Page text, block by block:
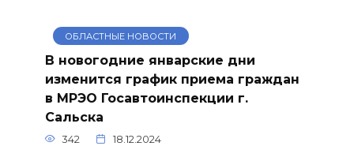
ОБЛАСТНЫЕ НОВОСТИ
В новогодние январские дни
изменится график приема граждан
в МРЭО Госавтоинспекции г.
Сальска
342 18.12.2024